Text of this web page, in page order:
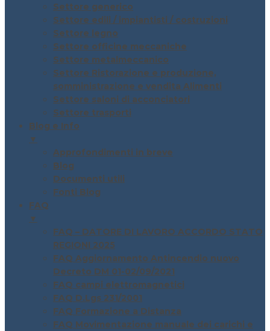
Settore generico
Settore edili / impiantisti / costruzioni
Settore legno
Settore officine meccaniche
Settore metalmeccanico
Settore Ristorazione e produzione,
somministrazione e vendita Alimenti
Settore saloni di acconciatori
Settore trasporti
Blog e Info
▼
Approfondimenti in breve
Blog
Documenti utili
Fonti Blog
FAQ
▼
FAQ – DATORE DI LAVORO ACCORDO STATO
REGIONI 2025
FAQ Aggiornamento Antincendio nuovo
Decreto DM 01-02/09/2021
FAQ campi elettromagnetici
FAQ D.Lgs 231/2001
FAQ Formazione a Distanza
FAQ Movimentazione manuale dei carichi e